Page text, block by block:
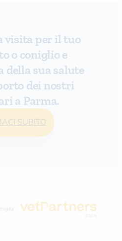
visita per il tuo
o coniglio e
della sua salute
dei nostri
a Parma.
SUBITO